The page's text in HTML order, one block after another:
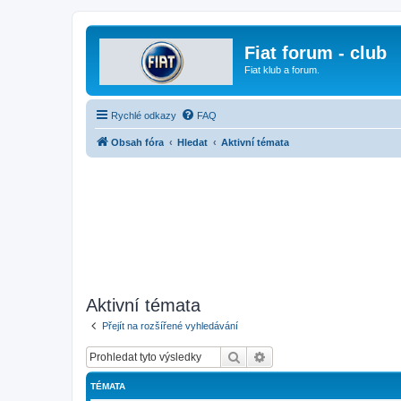
Fiat forum - club
Fiat klub a forum.
Rychlé odkazy FAQ
Obsah fóra Hledat Aktivní témata
Aktivní témata
Přejít na rozšířené vyhledávání
Hledat
TÉMATA